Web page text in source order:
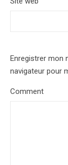
Enregistrer mon
navigateur pour
Comment